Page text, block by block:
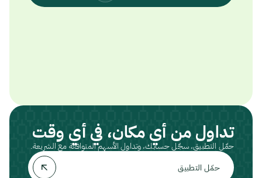
تداول من أي مكان، في أي وقت
حمّل التطبيق، سجّل حسابك، وتداول الأسهم المتوافقة مع الشريعة.
حمّل التطبيق